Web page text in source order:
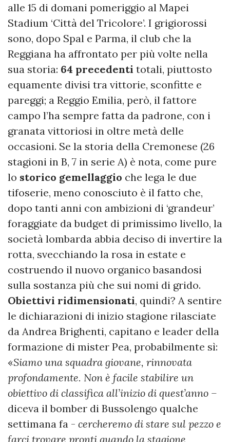
alle 15 di domani pomeriggio al Mapei
Stadium ‘Città del Tricolore’. I grigiorossi
sono, dopo Spal e Parma, il club che la
Reggiana ha affrontato per più volte nella
sua storia: 64 precedenti totali, piuttosto
equamente divisi tra vittorie, sconfitte e
pareggi; a Reggio Emilia, però, il fattore
campo l’ha sempre fatta da padrone, con i
granata vittoriosi in oltre metà delle
occasioni. Se la storia della Cremonese (26
stagioni in B, 7 in serie A) è nota, come pure
lo storico gemellaggio che lega le due
tifoserie, meno conosciuto è il fatto che,
dopo tanti anni con ambizioni di ‘grandeur’
foraggiate da budget di primissimo livello, la
società lombarda abbia deciso di invertire la
rotta, svecchiando la rosa in estate e
costruendo il nuovo organico basandosi
sulla sostanza più che sui nomi di grido.
Obiettivi ridimensionati, quindi? A sentire
le dichiarazioni di inizio stagione rilasciate
da Andrea Brighenti, capitano e leader della
formazione di mister Pea, probabilmente sì:
«Siamo una squadra giovane, rinnovata
profondamente. Non è facile stabilire un
obiettivo di classifica all’inizio di quest’anno –
diceva il bomber di Bussolengo qualche
settimana fa - cercheremo di stare sul pezzo e
farci trovare pronti quando la stagione